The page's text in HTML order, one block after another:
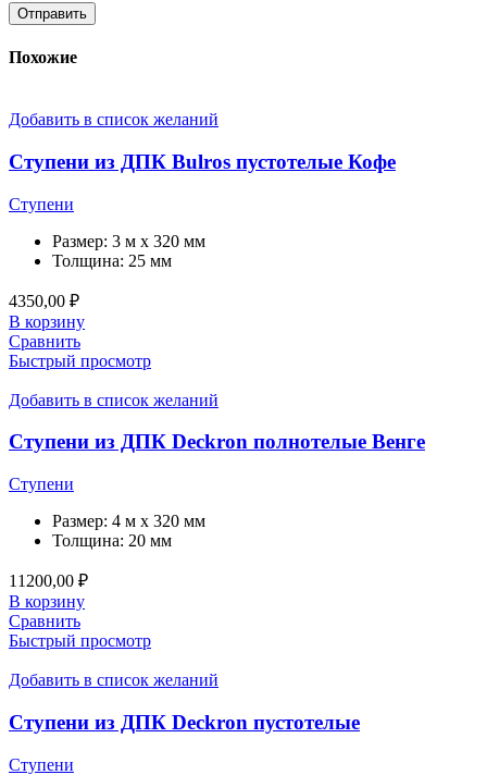
Похожие
Добавить в список желаний
Ступени из ДПК Bulros пустотелые Кофе
Ступени
Размер: 3 м x 320 мм
Толщина: 25 мм
4350,00 ₽
В корзину
Сравнить
Быстрый просмотр
Добавить в список желаний
Ступени из ДПК Deckron полнотелые Венге
Ступени
Размер: 4 м x 320 мм
Толщина: 20 мм
11200,00 ₽
В корзину
Сравнить
Быстрый просмотр
Добавить в список желаний
Ступени из ДПК Deckron пустотелые
Ступени